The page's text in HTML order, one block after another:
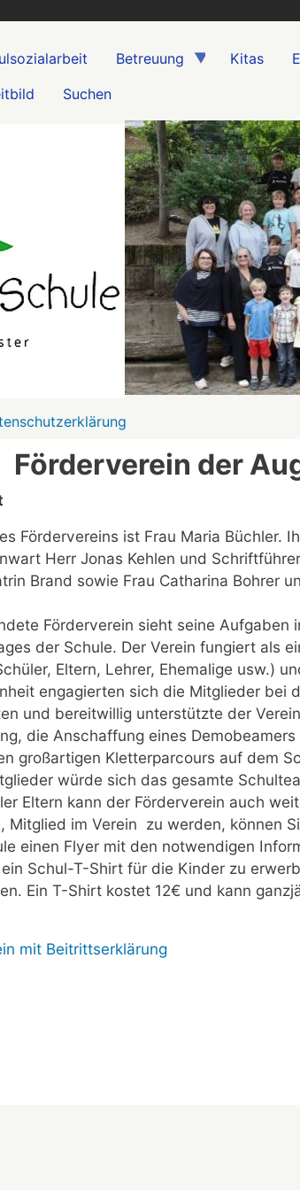
Betreuung Kitas
Suchen
Förderverein der
Fördervereins ist Frau Maria Büchler.
Herr Jonas Kehlen und
Brand sowie Frau Catharina Bohrer
Förderverein sieht seine
der Schule. Der Verein fungiert als
Eltern, Lehrer, Ehemalige usw.)
engagierten sich die Mitglieder bei
und bereitwillig unterstützte der
die Anschaffung eines
großartigen Kletterparcours auf dem
würde sich das gesamte
Eltern kann der Förderverein auch
Mitglied im Verein zu werden, können
einen Flyer mit den notwendigen
Schul-T-Shirt für die Kinder zu
Ein T-Shirt kostet 12€ und kann
mit Beitrittserklärung